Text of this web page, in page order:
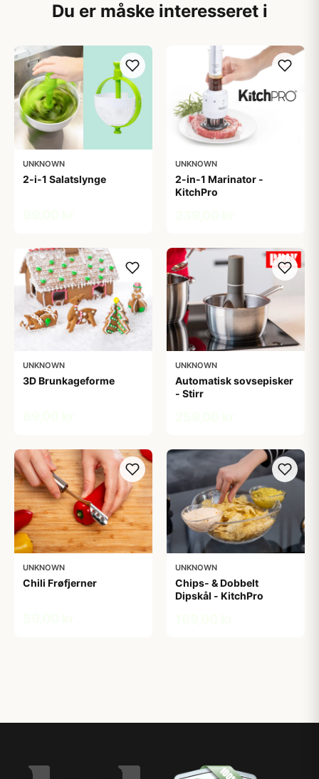
Du er måske interesseret i
UNKNOWN
2-i-1 Salatslynge
UNKNOWN
2-in-1 Marinator -
KitchPro
UNKNOWN
3D Brunkageforme
UNKNOWN
Automatisk sovsepisker
- Stirr
UNKNOWN
Chili Frøfjerner
UNKNOWN
Chips- & Dobbelt
Dipskål - KitchPro